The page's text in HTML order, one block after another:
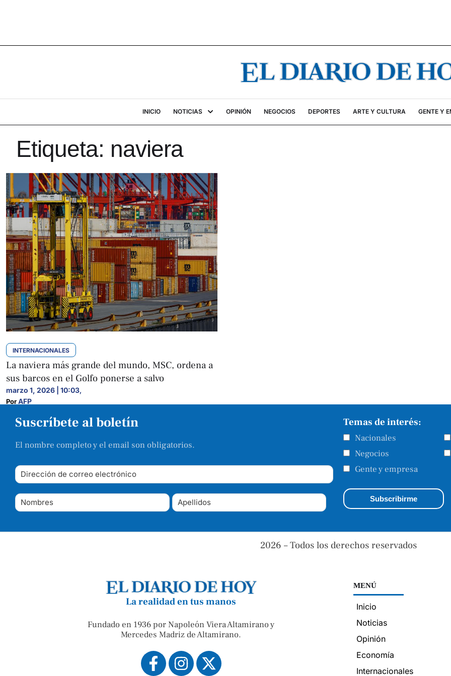
INICIO NOTICIAS OPINIÓN NEGOCIOS DEPORTES ARTE Y CULTURA GENTE Y
Etiqueta: naviera
INTERNACIONALES
La naviera más grande del mundo, MSC, ordena a
sus barcos en el Golfo ponerse a salvo
marzo 1, 2026 | 10:03,
Por AFP
Suscríbete al boletín
El nombre completo y el email son obligatorios.
Temas de interés:
Nacionales
Negocios
Gente y empresa
2026 – Todos los derechos reservados
La realidad en tus manos
Fundado en 1936 por Napoleón Viera Altamirano y
Mercedes Madriz de Altamirano.
MENÚ
Inicio
Noticias
Opinión
Economía
Internacionales